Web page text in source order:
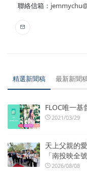
聯絡信箱：
精選新聞稿 最新新聞
FLOC唯一
2021/03/29
天上父親的
「南投映全
2026/08/08